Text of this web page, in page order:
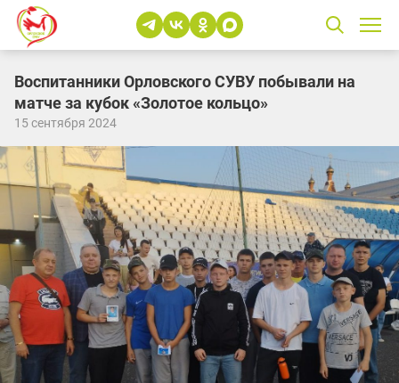
Воспитанники Орловского СУВУ побывали на
матче за кубок «Золотое кольцо»
15 сентября 2024